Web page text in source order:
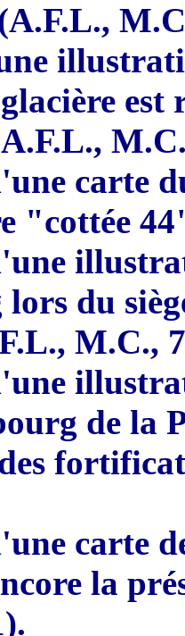
est
carte
"cottée
du
M.C.,
de la
carte
la